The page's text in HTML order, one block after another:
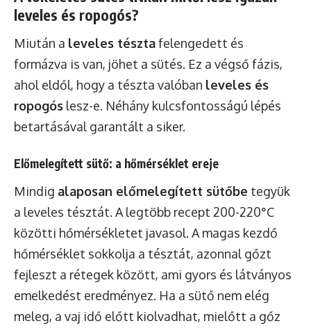
leveles és ropogós?
Miután a leveles tésztafelengedett és
formázva is van, jöhet a sütés. Ez a végső fázis,
ahol eldől, hogy a tészta valóban leveles és
ropogós lesz-e. Néhány kulcsfontosságú lépés
betartásával garantált a siker.
Előmelegített sütő: a hőmérséklet ereje
Mindig alaposan előmelegített sütőbe tegyük
a leveles tésztát. A legtöbb recept 200-220°C
közötti hőmérsékletet javasol. A magas kezdő
hőmérséklet sokkolja a tésztát, azonnal gőzt
fejleszt a rétegek között, ami gyors és látványos
emelkedést eredményez. Ha a sütő nem elég
meleg, a vaj idő előtt kiolvadhat, mielőtt a gőz